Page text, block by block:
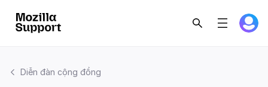
Diễn đàn cộng đồng